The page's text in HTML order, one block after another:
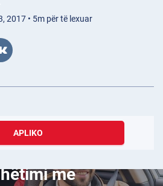
2017 • 5m për të lexuar
APLIKO
me